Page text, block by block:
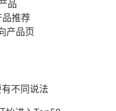
品
推荐
产品页
不同说法